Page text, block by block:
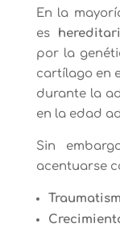
En la
es
por la
cartílago en
durante la
en la edad
Sin
acentuarse